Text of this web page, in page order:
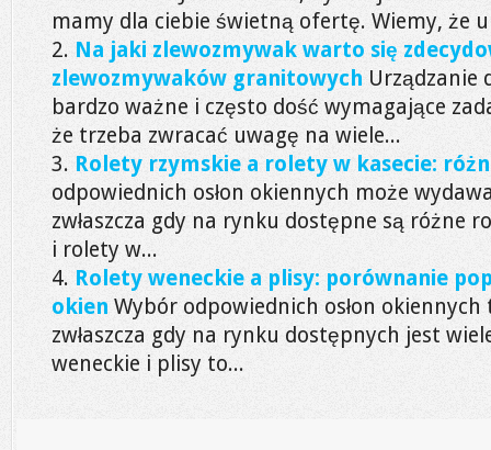
mamy dla ciebie świetną ofertę. Wiemy, że
Na jaki zlewozmywak warto się
zlewozmywaków granitowych Urządzanie
bardzo ważne i często dość wymagające
że trzeba zwracać uwagę na wiele...
Rolety rzymskie a rolety w kasecie:
odpowiednich osłon okiennych może
zwłaszcza gdy na rynku dostępne są różne
i rolety w...
Rolety weneckie a plisy: porównanie
okien Wybór odpowiednich osłon
zwłaszcza gdy na rynku dostępnych jest
weneckie i plisy to...